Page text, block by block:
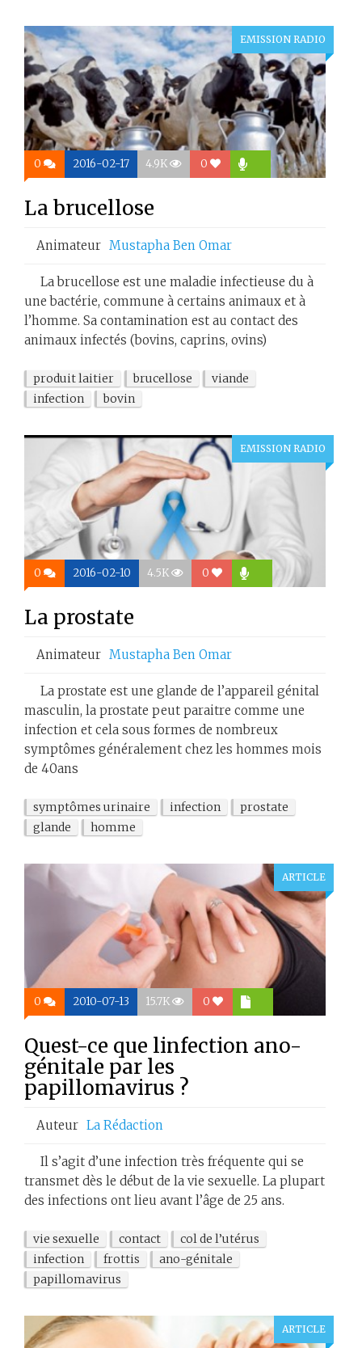
EMISSION RADIO
0 2016-02-17 4.9K 0
La brucellose
Animateur Mustapha Ben Omar
La brucellose est une maladie infectieuse du à
une bactérie, commune à certains animaux et à
l’homme. Sa contamination est au contact des
animaux infectés (bovins, caprins, ovins)
produit laitier brucellose
viande
infection
bovin
EMISSION RADIO
0 2016-02-10 4.5K 0
La prostate
Animateur Mustapha Ben Omar
La prostate est une glande de l’appareil génital
masculin, la prostate peut paraitre comme une
infection et cela sous formes de nombreux
symptômes généralement chez les hommes mois
de 40ans
symptômes urinaire infection
prostate
glande
homme
ARTICLE
0 2010-07-13 15.7K 0
Quest-ce que linfection ano-
génitale par les
papillomavirus ?
Auteur La Rédaction
Il s’agit d’une infection très fréquente qui se
transmet dès le début de la vie sexuelle. La plupart
des infections ont lieu avant l’âge de 25 ans.
vie sexuelle contact
col de l’utérus
infection
frottis
ano-génitale
papillomavirus
ARTICLE